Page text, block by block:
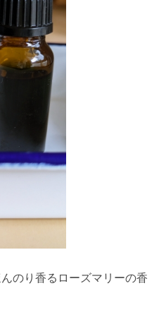
のり香るローズマリーの香